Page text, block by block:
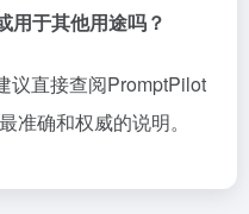
用于其他用途吗？
议直接查阅PromptPilot
准确和权威的说明。